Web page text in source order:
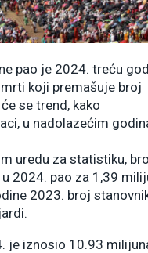
pao je 2024. treću
koji premašuje broj
se trend, kako
u nadolazećim
uredu za statistiku,
2024. pao za 1,39
2023. broj
je iznosio 10.93